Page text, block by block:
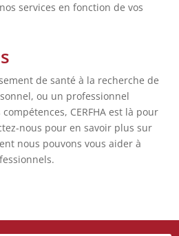
services en fonction de vos
de santé à la recherche de
ou un professionnel
CERFHA est là pour
nous pour en savoir plus sur
nous pouvons vous aider à